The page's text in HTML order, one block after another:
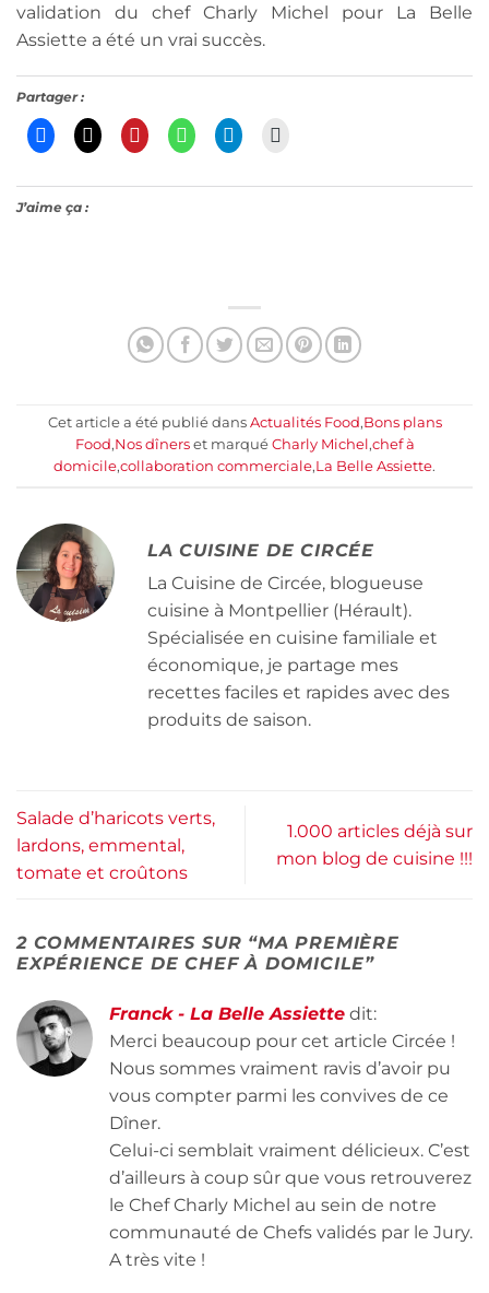
validation du chef Charly Michel pour La Belle
Assiette a été un vrai succès.
Partager :
J’aime ça :
Cet article a été publié dans Actualités Food,Bons plans
Food,Nos dînerset marqué Charly Michel ,chef à
domicile,collaboration commerciale,La Belle Assiette.
LA CUISINE DE CIRCÉE
La Cuisine de Circée, blogueuse
cuisine à Montpellier (Hérault).
Spécialisée en cuisine familiale et
économique, je partage mes
recettes faciles et rapides avec des
produits de saison.
Salade d’haricots verts,
lardons, emmental,
tomate et croûtons
1.000 articles déjà sur
mon blog de cuisine !!!
2 COMMENTAIRES SUR “MA PREMIÈRE
EXPÉRIENCE DE CHEF À DOMICILE”
Franck - La Belle Assiette dit:
Merci beaucoup pour cet article Circée !
Nous sommes vraiment ravis d’avoir pu
vous compter parmi les convives de ce
Dîner.
Celui-ci semblait vraiment délicieux. C’est
d’ailleurs à coup sûr que vous retrouverez
le Chef Charly Michel au sein de notre
communauté de Chefs validés par le Jury.
A très vite !